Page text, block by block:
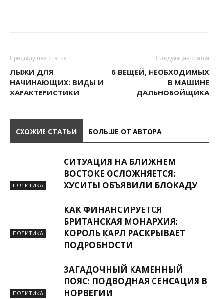
Предыдущая статья
ЛЫЖИ ДЛЯ
НАЧИНАЮЩИХ: ВИДЫ И
ХАРАКТЕРИСТИКИ
Следующая статья
6 ВЕЩЕЙ, НЕОБХОДИМЫХ
В МАШИНЕ
ДАЛЬНОБОЙЩИКА
СХОЖИЕ СТАТЬИ БОЛЬШЕ ОТ АВТОРА
ПОЛИТИКА
СИТУАЦИЯ НА БЛИЖНЕМ
ВОСТОКЕ ОСЛОЖНЯЕТСЯ:
ХУСИТЫ ОБЪЯВИЛИ БЛОКАДУ
ПОЛИТИКА
КАК ФИНАНСИРУЕТСЯ
БРИТАНСКАЯ МОНАРХИЯ:
КОРОЛЬ КАРЛ РАСКРЫВАЕТ
ПОДРОБНОСТИ
ПОЛИТИКА
ЗАГАДОЧНЫЙ КАМЕННЫЙ
ПОЯС: ПОДВОДНАЯ СЕНСАЦИЯ В
НОРВЕГИИ